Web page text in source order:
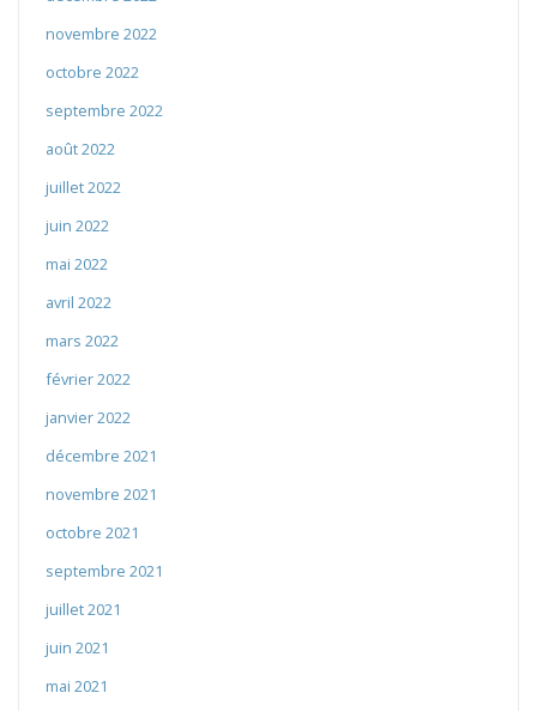
novembre 2022
octobre 2022
septembre 2022
août 2022
juillet 2022
juin 2022
mai 2022
avril 2022
mars 2022
février 2022
janvier 2022
décembre 2021
novembre 2021
octobre 2021
septembre 2021
juillet 2021
juin 2021
mai 2021